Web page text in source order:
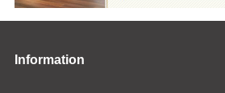
Information